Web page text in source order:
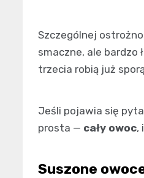
Szczególnej
smaczne, ale bardzo
trzecia robią już
Jeśli pojawia się
prosta — cały owoc,
Suszone